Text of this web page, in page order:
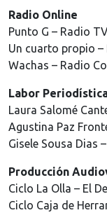
Radio Online
Punto G – Radio
Un cuarto propio –
Wachas – Radio
Labor
Laura Salomé
Agustina Paz
Gisele Sousa Dias
Producción
Ciclo La Olla – El
Ciclo Caja de